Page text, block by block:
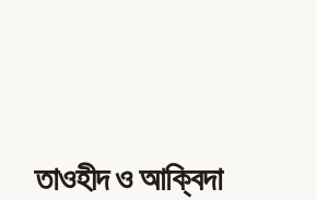
তাওহীদ ও আক্বিদা